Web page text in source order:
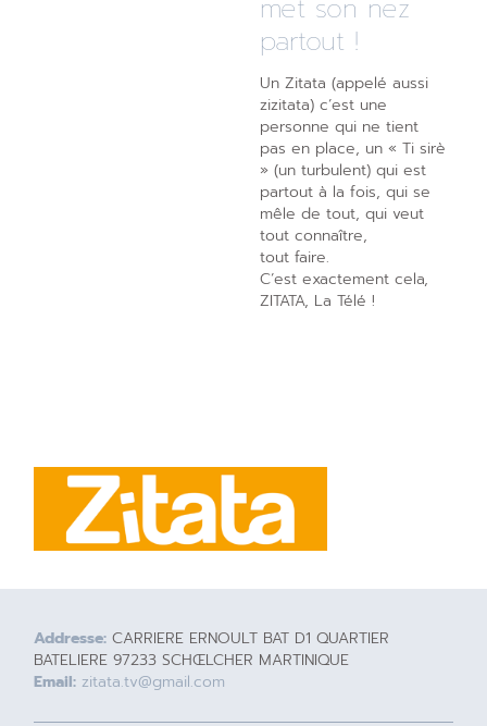
met son nez
partout !
Un Zitata (appelé aussi
zizitata) c’est une
personne qui ne tient
pas en place, un « Ti sirè
» (un turbulent) qui est
partout à la fois, qui se
mêle de tout, qui veut
tout connaître,
tout faire.
C’est exactement cela,
ZITATA, La Télé !
Addresse: CARRIERE ERNOULT BAT D1 QUARTIER
BATELIERE 97233 SCHŒLCHER MARTINIQUE
Email: zitata.tv@gmail.com